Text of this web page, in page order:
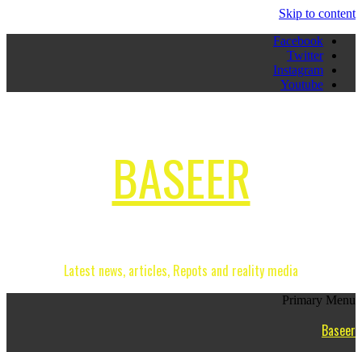
Skip to content
Facebook
Twitter
Instagram
Youtube
BASEER
Latest news, articles, Repots and reality media
Primary Menu
Baseer